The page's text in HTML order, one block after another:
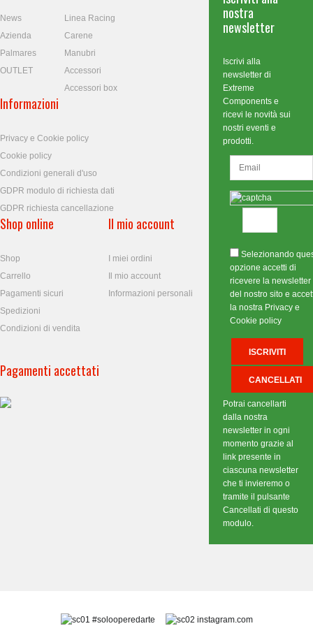
News
Azienda
Palmares
OUTLET
Linea Racing
Carene
Manubri
Accessori
Accessori box
Informazioni
Privacy e Cookie policy
Cookie policy
Condizioni generali d'uso
GDPR modulo di richiesta dati
GDPR richiesta cancellazione
Shop online
Shop
Carrello
Pagamenti sicuri
Spedizioni
Condizioni di vendita
Il mio account
I miei ordini
Il mio account
Informazioni personali
Pagamenti accettati
nostra
newsletter
Iscrivi alla
newsletter di
Extreme
Components e
ricevi le novità sui
nostri eventi e
prodotti.
Selezionando
opzione accetti di
ricevere la newsletter
del nostro sito e
la nostra Privacy e
Cookie policy
Potrai cancellarti
dalla nostra
newsletter in ogni
momento grazie al
link presente in
ciascuna newsletter
che ti invieremo o
tramite il pulsante
Cancellati di questo
modulo.
#solooperedarte instagram.com